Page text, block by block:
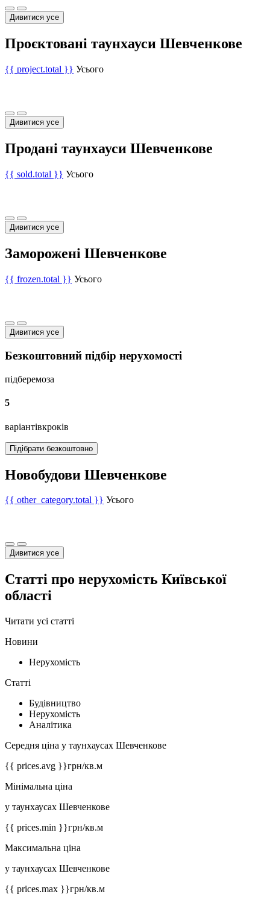
Дивитися усе
Проєктовані таунхауси Шевченкове
{{ project.total }} Усього
Дивитися усе
Продані таунхауси Шевченкове
{{ sold.total }} Усього
Дивитися усе
Заморожені Шевченкове
{{ frozen.total }} Усього
Дивитися усе
Безкоштовний підбір нерухомості
підберемоза
5
варіантівкроків
Підібрати безкоштовно
Новобудови Шевченкове
{{ other_category.total }} Усього
Дивитися усе
Статті про нерухомість Київської
області
Читати усі статті
Новини
Нерухомість
Статті
Будівництво
Нерухомість
Аналітика
Середня ціна у таунхаусах Шевченкове
{{ prices.avg }}грн/кв.м
Мінімальна ціна
у таунхаусах Шевченкове
{{ prices.min }}грн/кв.м
Максимальна ціна
у таунхаусах Шевченкове
{{ prices.max }}грн/кв.м